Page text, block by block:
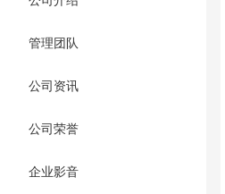
管理团队
公司资讯
公司荣誉
企业影音